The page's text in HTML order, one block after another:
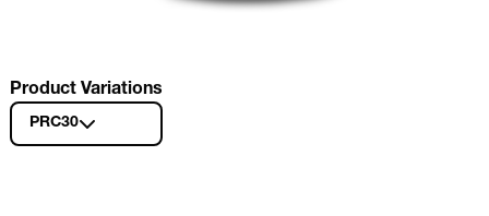
Product Variations
PRC30